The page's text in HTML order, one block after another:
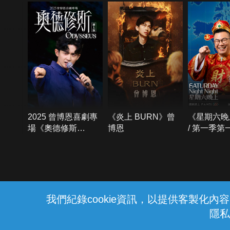
我們紀錄cookie資訊，以提供客製化內
隱
2025 曾博恩喜劇專
場《奧德修斯
《炎上 BURN》曾
博恩
《星期六
/ 第一季第